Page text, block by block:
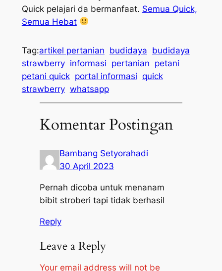
Quick pelajari da bermanfaat. Semua Quick,
Semua Hebat
Tag:artikel pertanian budidaya budidaya
strawberry informasi pertanian petani
petani quick portal informasi quick
strawberry whatsapp
Komentar Postingan
Bambang Setyorahadi
30 April 2023
Pernah dicoba untuk menanam
bibit stroberi tapi tidak berhasil
Reply
Leave a Reply
Your email address will not be